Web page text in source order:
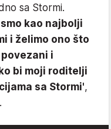
sa Stormi.
kao najbolji
i želimo ono što
i
bi moji roditelji
sa Stormi',